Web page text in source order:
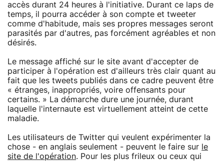
accès durant 24 heures à l'initiative. Durant ce laps de
temps, il pourra accéder à son compte et tweeter
comme d'habitude, mais ses propres messages seront
parasités par d'autres, pas forcément agréables et non
désirés.
Le message affiché sur le site avant d'accepter de
participer à l'opération est d'ailleurs très clair quant au
fait que les tweets publiés dans ce cadre peuvent être
« étranges, inappropriés, voire offensants pour
certains. » La démarche dure une journée, durant
laquelle l'internaute est virtuellement atteint de cette
maladie.
Les utilisateurs de Twitter qui veulent expérimenter la
chose - en anglais seulement - peuvent le faire sur le
site de l'opération. Pour les plus frileux ou ceux qui